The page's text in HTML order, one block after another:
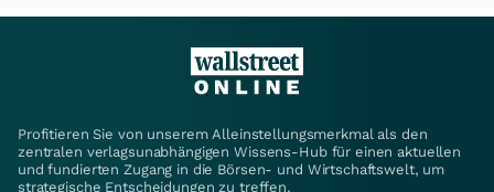
Profitieren Sie von unserem Alleinstellungsmerkmal als den
zentralen verlagsunabhängigen Wissens-Hub für einen aktuellen
und fundierten Zugang in die Börsen- und Wirtschaftswelt, um
strategische Entscheidungen zu treffen.